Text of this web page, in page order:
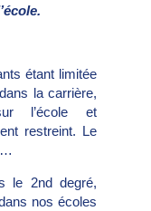
étant limitée
la carrière,
l’école et
restreint. Le
le 2nd degré,
nos écoles